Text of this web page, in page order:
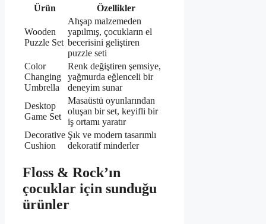
Ürün Özellikler
Wooden
Puzzle Set
Ahşap malzemeden
yapılmış, çocukların el
becerisini geliştiren
puzzle seti
Color
Changing
Umbrella
Renk değiştiren şemsiye,
yağmurda eğlenceli bir
deneyim sunar
Desktop
Game Set
Masaüstü oyunlarından
oluşan bir set, keyifli bir
iş ortamı yaratır
Decorative
Cushion
Şık ve modern tasarımlı
dekoratif minderler
Floss & Rock’ın
çocuklar için sunduğu
ürünler